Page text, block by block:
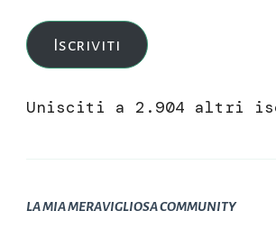
mail
Iscriviti
Unisciti a 2.904 altri
LA MIA MERAVIGLIOSA COMMUNITY